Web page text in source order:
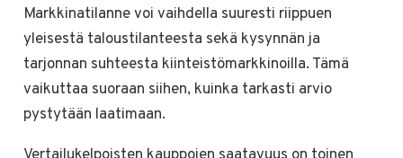
Markkinatilanne voi vaihdella suuresti riippuen
yleisestä taloustilanteesta sekä kysynnän ja
tarjonnan suhteesta kiinteistömarkkinoilla. Tämä
vaikuttaa suoraan siihen, kuinka tarkasti arvio
pystytään laatimaan.